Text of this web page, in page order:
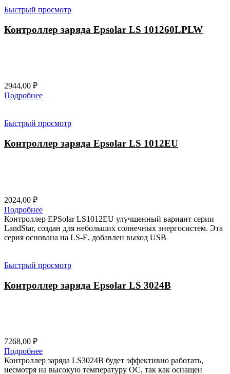
Быстрый просмотр
Контроллер заряда Epsolar LS 101260LPLW
2944,00 ₽
Подробнее
Быстрый просмотр
Контроллер заряда Epsolar LS 1012EU
2024,00 ₽
Подробнее
Контроллер EPSolar LS1012EU улучшенный вариант серии
LandStar, создан для небольших солнечных энергосистем. Эта
серия основана на LS-E, добавлен выход USB
Быстрый просмотр
Контроллер заряда Epsolar LS 3024B
7268,00 ₽
Подробнее
Контроллер заряда LS3024B будет эффективно работать,
несмотря на высокую температуру ОС, так как оснащен